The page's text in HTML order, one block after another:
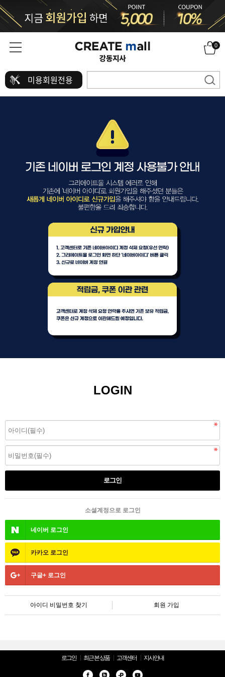
0
미용회원전용
LOGIN
소셜계정으로 로그인
네이버 로그인
카카오 로그인
구글+ 로그인
아이디 비밀번호 찾기 회원 가입
로그인 최근 본 상품 고객센터 지사안내